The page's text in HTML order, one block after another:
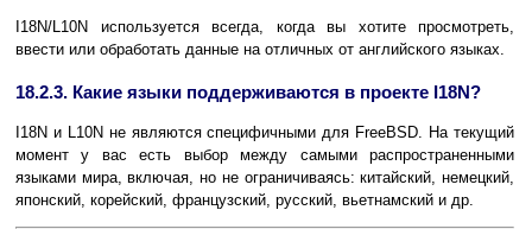
I18N/L10N используется всегда, когда вы хотите просмотреть,
ввести или обработать данные на отличных от английского языках.
18.2.3. Какие языки поддерживаются в проекте I18N?
I18N и L10N не являются специфичными для FreeBSD. На текущий
момент у вас есть выбор между самыми распространенными
языками мира, включая, но не ограничиваясь: китайский, немецкий,
японский, корейский, французский, русский, вьетнамский и др.